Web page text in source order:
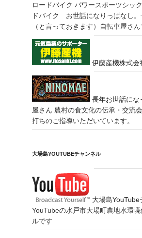
ロードバイク パワースポーツシッ
ドバイク お世話になりっぱなし。
（と言っておきます）自転車屋さん
伊藤産機株式会
長年お世話にな
屋さん 農村の食文化の伝承・交流
打ちのご指導いただいています。
大場島YOUTUBEチャンネル
大場島YouTube
YouTubeの水戸市大場町農地水環
ルです